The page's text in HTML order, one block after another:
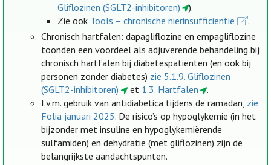
Gliflozinen (SGLT2-inhibitoren)
).
Zie ook Tools – chronische nierinsufficiëntie
.
Chronisch hartfalen: dapagliflozine en empagliflozine
toonden een voordeel als adjuverende behandeling bij
chronisch hartfalen bij diabetespatiënten (en ook bij
personen zonder diabetes) zie 5.1.9. Gliflozinen
(SGLT2-inhibitoren)
et 1.3. Hartfalen
.
I.v.m. gebruik van antidiabetica tijdens de ramadan, zie
Folia januari 2025. De risico’s op hypoglykemie (in het
bijzonder met insuline en hypoglykemiërende
sulfamiden) en dehydratie (met gliflozinen) zijn de
belangrijkste aandachtspunten.